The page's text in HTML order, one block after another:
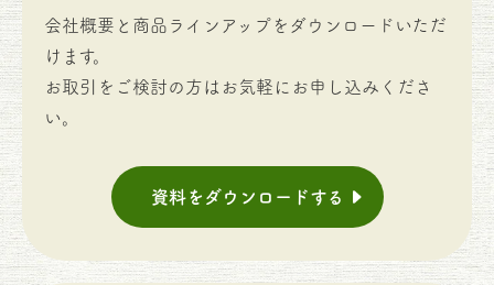
会社概要と商品ラインアップをダウンロードいただ
けます。
お取引をご検討の方はお気軽にお申し込みくださ
い。
資料をダウンロードする